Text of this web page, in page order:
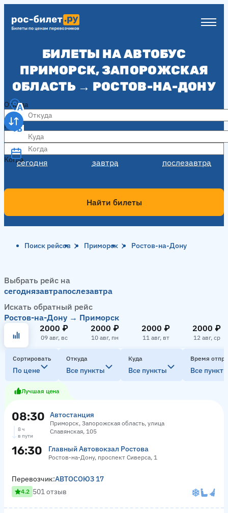
БИЛЕТЫ НА АВТОБУС
ПРИМОРСК, ЗАПОРОЖСКАЯ
ОБЛАСТЬ → РОСТОВ-НА-ДОНУ
Откуда
Куда
Когда
сегодня завтра послезавтра
Когда
Найти билеты
Поиск рейсов Приморск Ростов-на-Дону
Выбрать рейс на
сегоднязавтрапослезавтра
Искать обратный рейс
Ростов-на-Дону → Приморск
2000 ₽
09 авг, вс
2000 ₽
10 авг, пн
2000 ₽
11 авг, вт
2000 ₽
12 авг, ср
Сортировать
По цене
Откуда
Все пункты
Куда
Все пункты
Время
Все
Лучшая цена
08:30 Автостанция
Приморск, Запорожская область, улица
Славянская, 105
8 ч
в пути
16:30 Главный Автовокзал Ростова
Ростов-на-Дону, проспект Сиверса, 1
Перевозчик:АВТОСОЮЗ 17
4.2 501 отзыв